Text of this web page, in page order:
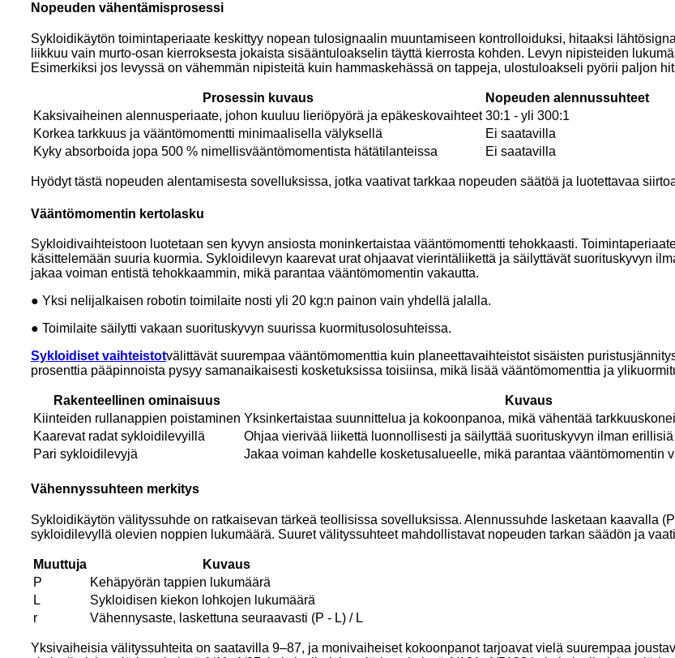
Nopeuden vähentämisprosessi
Sykloidikäytön toimintaperiaate keskittyy nopean tulosignaalin muuntamiseen kontrolloiduksi, hitaaksi
liikkuu vain murto-osan kierroksesta jokaista sisääntuloakselin täyttä kierrosta kohden. Levyn nipisteiden
Esimerkiksi jos levyssä on vähemmän nipisteitä kuin hammaskehässä on tappeja, ulostuloakseli pyörii paljon
Prosessin kuvaus
Nopeuden alennussuhteet
Kaksivaiheinen alennusperiaate, johon kuuluu lieriöpyörä ja epäkeskovaihteet 30:1 - yli 300:1
Korkea tarkkuus ja vääntömomentti minimaalisella välyksellä
Ei saatavilla
Kyky absorboida jopa 500 % nimellisvääntömomentista hätätilanteissa
Ei saatavilla
Hyödyt tästä nopeuden alentamisesta sovelluksissa, jotka vaativat tarkkaa nopeuden säätöä ja luotettavaa
Vääntömomentin kertolasku
Sykloidivaihteistoon luotetaan sen kyvyn ansiosta moninkertaistaa vääntömomentti tehokkaasti.
käsittelemään suuria kuormia. Sykloidilevyn kaarevat urat ohjaavat vierintäliikettä ja säilyttävät suorituskyvyn
jakaa voiman entistä tehokkaammin, mikä parantaa vääntömomentin vakautta.
● Yksi nelijalkaisen robotin toimilaite nosti yli 20 kg:n painon vain yhdellä jalalla.
● Toimilaite säilytti vakaan suorituskyvyn suurissa kuormitusolosuhteissa.
Sykloidiset vaihteistotvälittävät suurempaa vääntömomenttia kuin planeettavaihteistot sisäisten
prosenttia pääpinnoista pysyy samanaikaisesti kosketuksissa toisiinsa, mikä lisää vääntömomenttia ja
Rakenteellinen ominaisuus
Kuvaus
Kiinteiden rullanappien poistaminen Yksinkertaistaa suunnittelua ja kokoonpanoa, mikä vähentää
Kaarevat radat sykloidilevyillä
Ohjaa vierivää liikettä luonnollisesti ja säilyttää suorituskyvyn ilman
Pari sykloidilevyjä
Jakaa voiman kahdelle kosketusalueelle, mikä parantaa vääntömomentin
Vähennyssuhteen merkitys
Sykloidikäytön välityssuhde on ratkaisevan tärkeä teollisissa sovelluksissa. Alennussuhde lasketaan kaavalla
sykloidilevyllä olevien noppien lukumäärä. Suuret välityssuhteet mahdollistavat nopeuden tarkan säädön ja
Muuttuja
Kuvaus
P
Kehäpyörän tappien lukumäärä
L
Sykloidisen kiekon lohkojen lukumäärä
r
Vähennysaste, laskettuna seuraavasti (P ​​- L) / L
Yksivaiheisia välityssuhteita on saatavilla 9–87, ja monivaiheiset kokoonpanot tarjoavat vielä suurempaa